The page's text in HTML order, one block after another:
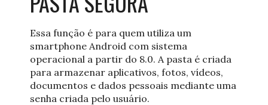
Essa função é para quem utiliza um
smartphone Android com sistema
operacional a partir do 8.0. A pasta é criada
para armazenar aplicativos, fotos, vídeos,
documentos e dados pessoais mediante uma
senha criada pelo usuário.